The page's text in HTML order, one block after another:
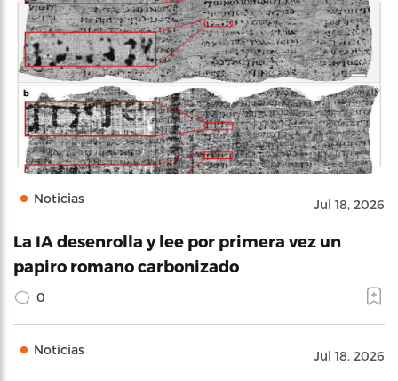
Noticias Jul 18, 2026
La IA desenrolla y lee por primera vez un
papiro romano carbonizado
0
Noticias Jul 18, 2026